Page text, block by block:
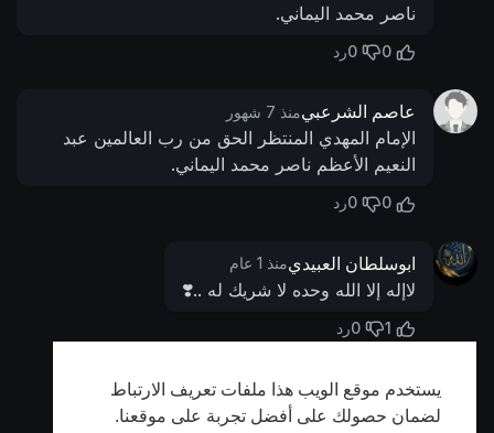
يستخدم موقع الويب هذا ملفات تعريف الارتباط
لضمان حصولك على أفضل تجربة على موقعنا.
ناصر محمد اليماني.
0
0رد
عاصم الشرعبيمنذ 7 شهور
الإمام المهدي المنتظر الحق من رب العالمين عبد
النعيم الأعظم ناصر محمد اليماني.
0
0رد
ابوسلطان العبيديمنذ 1 عام
لاإله إلا الله وحده لا شريك له ..❣️
1
0رد
أظهر المزيد